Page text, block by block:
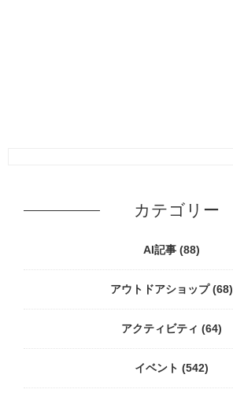
カテゴリー
AI記事 (88)
アウトドアショップ(68)
アクティビティ (64)
イベント (542)